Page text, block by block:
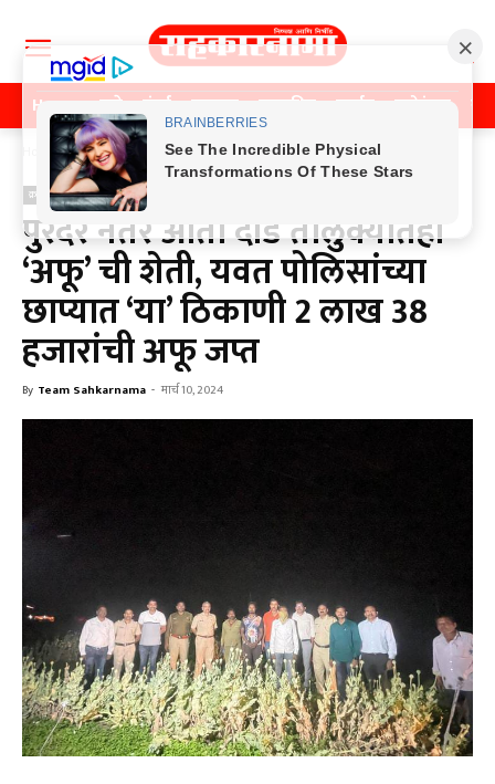
Home पुणे मुंबई महाराष्ट्र राजकीय क्राईम मनोरंजन
Home क्राईम
क्राईम
पुरंदर नंतर आता दौंड तालुक्यातही
‘अफू’ ची शेती, यवत पोलिसांच्या
छाप्यात ‘या’ ठिकाणी 2 लाख 38
हजारांची अफू जप्त
By Team Sahkarnama - मार्च 10, 2024